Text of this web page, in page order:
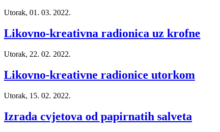
Utorak, 01. 03. 2022.
Likovno-kreativna radionica uz krofne
Utorak, 22. 02. 2022.
Likovno-kreativne radionice utorkom
Utorak, 15. 02. 2022.
Izrada cvjetova od papirnatih salveta